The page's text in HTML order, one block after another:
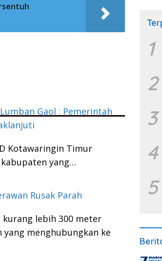
Lumban Gaol : Pemerintah
Kotawaringin Timur
yang…
Rusak Parah
kurang lebih 300 meter
yang menghubungkan ke
1
2
3
4
5